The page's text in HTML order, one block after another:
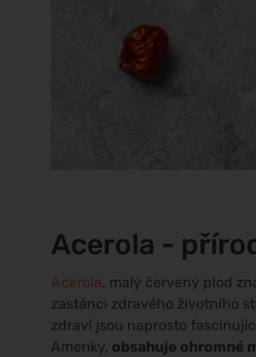
Acerola -
Acerola, malý červený plod
zastánci zdravého životního
zdraví jsou naprosto
Ameriky, obsahuje ohromné